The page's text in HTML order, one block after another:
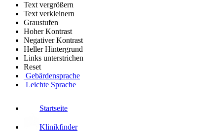
Text vergrößern
Text verkleinern
Graustufen
Hoher Kontrast
Negativer Kontrast
Heller Hintergrund
Links unterstrichen
Reset
Gebärdensprache
Leichte Sprache
Startseite
Klinikfinder